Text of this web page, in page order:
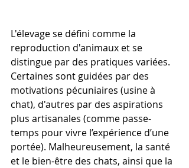
L'élevage se défini comme la
reproduction d'animaux et se
distingue par des pratiques variées.
Certaines sont guidées par des
motivations pécuniaires (usine à
chat), d'autres par des aspirations
plus artisanales (comme passe-
temps pour vivre l’expérience d’une
portée). Malheureusement, la santé
et le bien-être des chats, ainsi que la